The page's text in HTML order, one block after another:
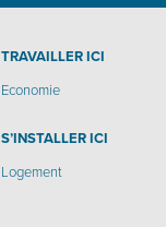
TRAVAILLER ICI
Economie
S’INSTALLER ICI
Logement